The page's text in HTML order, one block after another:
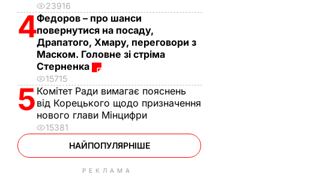
23916
4Федоров – про шанси
повернутися на посаду,
Драпатого, Хмару, переговори з
Маском. Головне зі стріма
Стерненка
15715
5 Комітет Ради вимагає пояснень
від Корецького щодо призначення
нового глави Мінцифри
15381
НАЙПОПУЛЯРНІШЕ
РЕКЛАМА